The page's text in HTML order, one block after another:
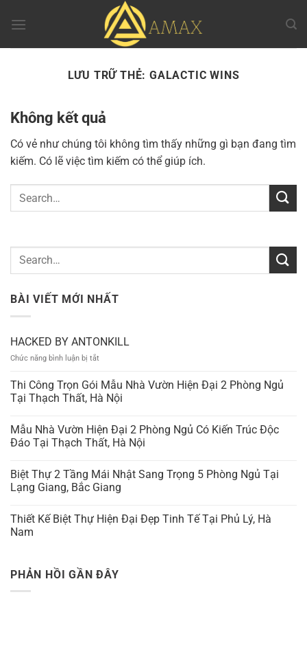
đến
LƯU TRỮ THẺ: GALACTIC WINS
Không kết quả
Có vẻ như chúng tôi không tìm thấy những gì bạn đang tìm
kiếm. Có lẽ việc tìm kiếm có thể giúp ích.
BÀI VIẾT MỚI NHẤT
HACKED BY ANTONKILL
Chức năng bình luận bị tắt
BY
ANTONKILL
Thi Công Trọn Gói Mẫu Nhà Vườn Hiện Đại 2 Phòng Ngủ
Tại Thạch Thất, Hà Nội
Mẫu Nhà Vườn Hiện Đại 2 Phòng Ngủ Có Kiến Trúc Độc
Đáo Tại Thạch Thất, Hà Nội
Biệt Thự 2 Tầng Mái Nhật Sang Trọng 5 Phòng Ngủ Tại
Lạng Giang, Bắc Giang
Thiết Kế Biệt Thự Hiện Đại Đẹp Tinh Tế Tại Phủ Lý, Hà
Nam
PHẢN HỒI GẦN ĐÂY